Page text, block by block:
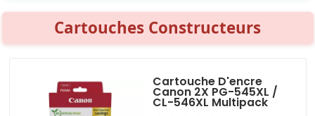
Cartouches Constructeurs
Cartouche D'encre
Canon 2X PG-545XL /
CL-546XL Multipack